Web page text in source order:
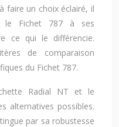
faire un choix éclairé, il
le Fichet 787 à ses
ce qui le différencie.
de comparaison
du Fichet 787.
Radial NT et le
alternatives possibles.
par sa robustesse